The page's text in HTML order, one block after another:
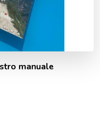
manuale